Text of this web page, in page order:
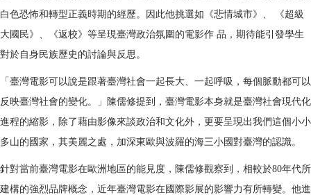
白色恐怖和轉型正義時期的經歷。因此他挑選如《悲情城市》、 《超級
大國民》、《返校》等呈現臺灣政治氛圍的電影作 品，期待能引發學生
對於自身民族歷史的討論與反思。
「臺灣電影可以說是跟著臺灣社會一起長大、一起呼吸，每個脈動都可以
反映臺灣社會的變化。」陳儒修提到，臺灣電影本身就是臺灣社會現代化
進程的縮影，除了藉由影像來談政治和文化外，更要呈現出我們這個小小
多山的國家，其美麗之處，加深東歐與波羅的海三小國對臺灣的認識。
針對當前臺灣電影在歐洲地區的能見度，陳儒修觀察到，相較於80年代所
建構的強烈品牌概念，近年臺灣電影在國際影展的影響力有所轉變。他進